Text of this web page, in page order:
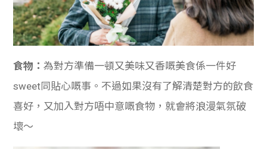
食物：為對方準備一頓又美味又香嘅美食係一件好
sweet同貼心嘅事。不過如果沒有了解清楚對方的飲食
喜好，又加入對方唔中意嘅食物，就會將浪漫氣氛破
壞～